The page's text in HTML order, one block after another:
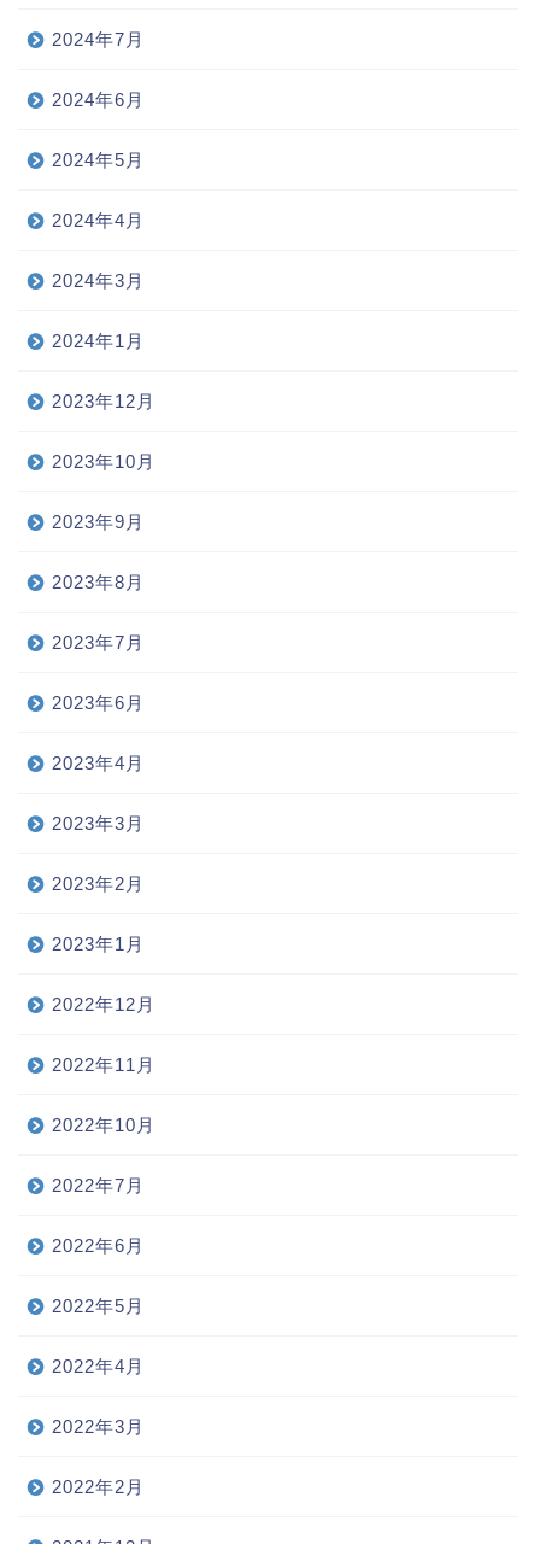
2024年7月
2024年6月
2024年5月
2024年4月
2024年3月
2024年1月
2023年12月
2023年10月
2023年9月
2023年8月
2023年7月
2023年6月
2023年4月
2023年3月
2023年2月
2023年1月
2022年12月
2022年11月
2022年10月
2022年7月
2022年6月
2022年5月
2022年4月
2022年3月
2022年2月